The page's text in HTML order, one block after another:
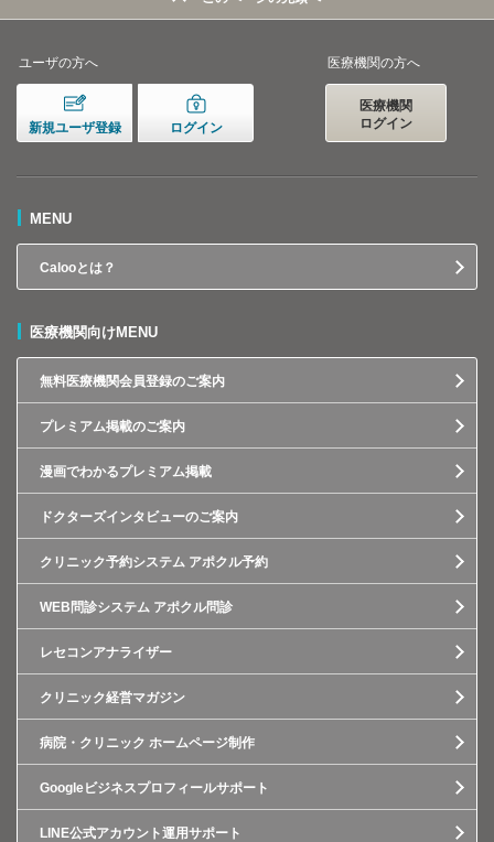
ユーザの方へ
新規ユーザ登録 ログイン
医療機関の方へ
医療機関
ログイン
MENU
Calooとは？
医療機関向けMENU
無料医療機関会員登録のご案内
プレミアム掲載のご案内
漫画でわかるプレミアム掲載
ドクターズインタビューのご案内
クリニック予約システム アポクル予約
WEB問診システム アポクル問診
レセコンアナライザー
クリニック経営マガジン
病院・クリニック ホームページ制作
Googleビジネスプロフィールサポート
LINE公式アカウント運用サポート